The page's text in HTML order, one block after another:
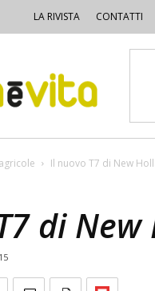
LA RIVISTA CONTATTI
Il nuovo T7 di New
di